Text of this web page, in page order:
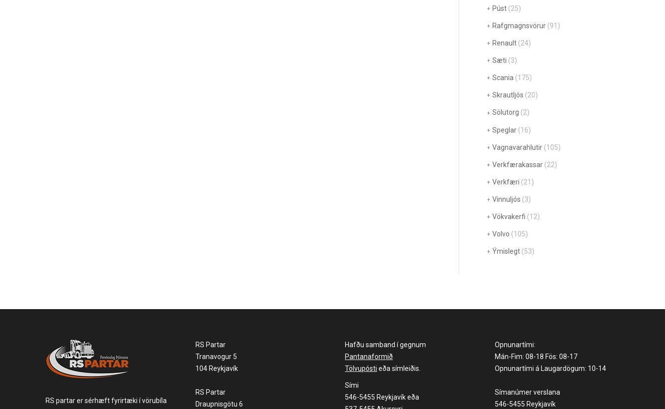
Púst (25)
Rafgmagnsvörur (91)
Renault (24)
Sæti (3)
Scania (175)
Skrautljós (20)
Sölutorg (2)
Speglar (16)
Vagnavarahlutir (105)
Verkfærakassar (22)
Verkfæri (21)
Vinnuljós (3)
Vökvakerfi (12)
Volvo (105)
Ýmislegt (53)
RS partar er sérhæft fyrirtæki í vörubíla
RS Partar
Tranavogur 5
104 Reykjavík
RS Partar
Draupnisgötu 6
Hafðu samband í gegnum
Pantanaformið
Tölvupósti eða símleiðis.
Sími
546-5455 Reykjavík eða
Opnunartími:
Mán-Fim: 08-18 Fös: 08-17
Opnunartími á Laugardögum: 10-14
Símanúmer verslana
546-5455 Reykjavík